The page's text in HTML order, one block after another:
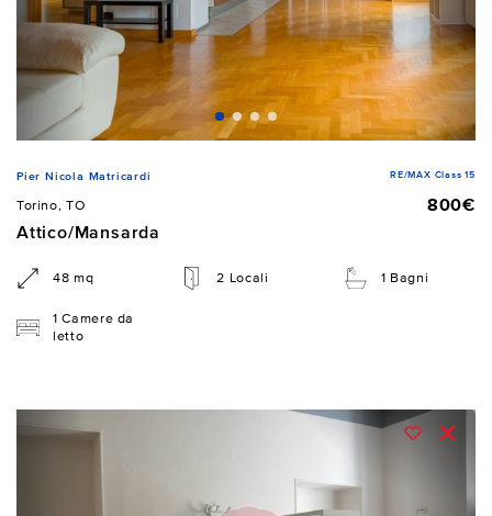
Pier Nicola Matricardi RE/MAX Class 15
Torino, TO
800€
Attico/Mansarda
48 mq 2 Locali 1 Bagni
1 Camere da
letto